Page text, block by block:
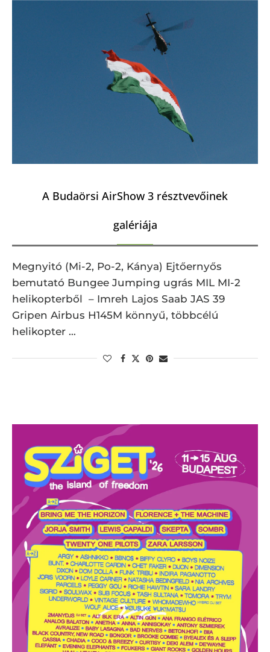
A Budaörsi AirShow 3 résztvevőinek
galériája
Megnyitó (Mi-2, Po-2, Kánya) Ejtőernyős
bemutató Bungee Jumping ugrás MIL MI-2
helikopterből – Imreh Lajos Saab JAS 39
Gripen Airbus H145M könnyű, többcélú
helikopter …